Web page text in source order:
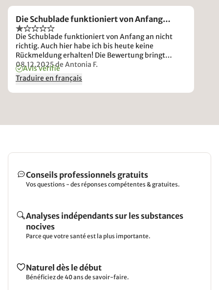
Die Schublade funktioniert von Anfang…
Die Schublade funktioniert von Anfang an nicht
richtig. Auch hier habe ich bis heute keine
Rückmeldung erhalten! Die Bewertung bringt
wahrscheinlich auch nichts.....außer dass sie
wahrscheinlich gelöscht und einfach ignoriert wird.
08.12.2025de Antonia F.
Avis vérifié
Traduire en français
Conseils professionnels gratuits
Vos questions - des réponses compétentes & gratuites.
Analyses indépendants sur les substances
nocives
Parce que votre santé est la plus importante.
Naturel dès le début
Bénéficiez de 40 ans de savoir-faire.